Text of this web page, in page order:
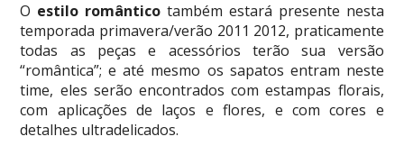
O estilo romântico também estará presente nesta
temporada primavera/verão 2011 2012, praticamente
todas as peças e acessórios terão sua versão
“romântica”; e até mesmo os sapatos entram neste
time, eles serão encontrados com estampas florais,
com aplicações de laços e flores, e com cores e
detalhes ultradelicados.